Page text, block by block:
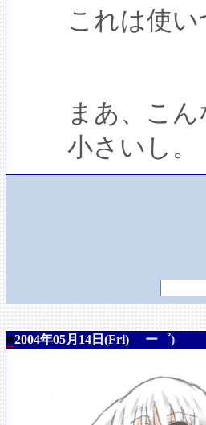
これは使い
まあ、こん
小さいし。
■2004年05月14日(Fri) ー゜)